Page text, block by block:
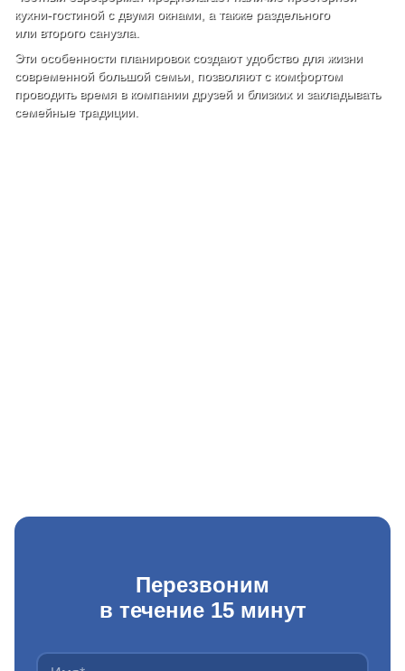
кухни‑гостиной с двумя окнами, а также раздельного
или второго санузла.
Эти особенности планировок создают удобство для жизни
современной большой семьи, позволяют с комфортом
проводить время в компании друзей и близких и закладывать
семейные традиции.
Перезвоним
в течение 15 минут